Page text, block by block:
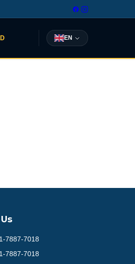
EN
7887-7018
7887-7018